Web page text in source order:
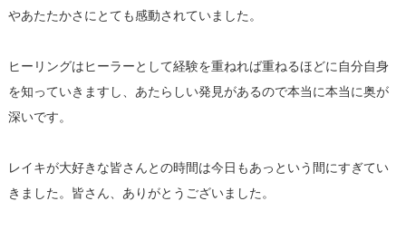
やあたたかさにとても感動されていました。
ヒーリングはヒーラーとして経験を重ねれば重ねるほどに自分自身
を知っていきますし、あたらしい発見があるので本当に本当に奥が
深いです。
レイキが大好きな皆さんとの時間は今日もあっという間にすぎてい
きました。皆さん、ありがとうございました。